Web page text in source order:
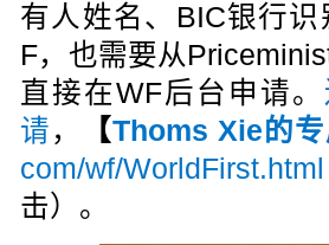
有人姓名、BIC银行
F，也需要从
直接在WF后台申请。
请 ， 【Thoms Xie的
com/wf/WorldFirst.html
击）。